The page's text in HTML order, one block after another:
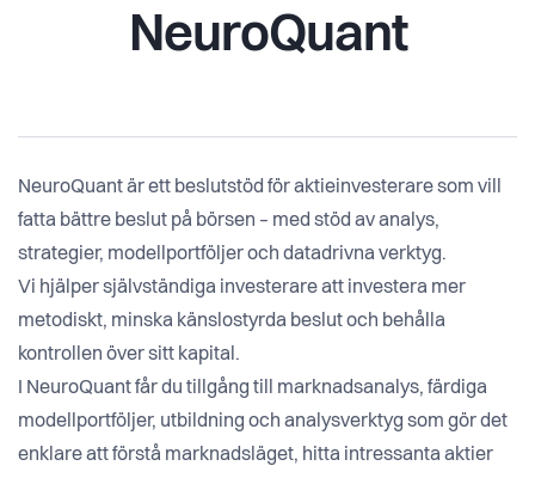
NeuroQuant
NeuroQuant är ett beslutstöd för aktieinvesterare som vill
fatta bättre beslut på börsen – med stöd av analys,
strategier, modellportföljer och datadrivna verktyg.
Vi hjälper självständiga investerare att investera mer
metodiskt, minska känslostyrda beslut och behålla
kontrollen över sitt kapital.
I NeuroQuant får du tillgång till marknadsanalys, färdiga
modellportföljer, utbildning och analysverktyg som gör det
enklare att förstå marknadsläget, hitta intressanta aktier